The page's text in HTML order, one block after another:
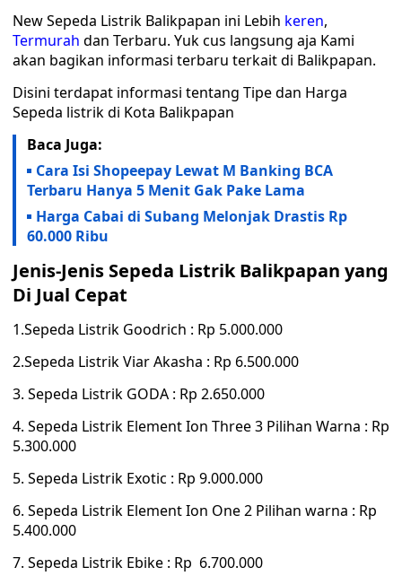
New Sepeda Listrik Balikpapan ini Lebih keren,
Termurah dan Terbaru. Yuk cus langsung aja Kami
akan bagikan informasi terbaru terkait di Balikpapan.
Disini terdapat informasi tentang Tipe dan Harga
Sepeda listrik di Kota Balikpapan
Baca Juga:
Cara Isi Shopeepay Lewat M Banking BCA
Terbaru Hanya 5 Menit Gak Pake Lama
Harga Cabai di Subang Melonjak Drastis Rp
60.000 Ribu
Jenis-Jenis Sepeda Listrik Balikpapan yang
Di Jual Cepat
1.Sepeda Listrik Goodrich : Rp 5.000.000
2.Sepeda Listrik Viar Akasha : Rp 6.500.000
3. Sepeda Listrik GODA : Rp 2.650.000
4. Sepeda Listrik Element Ion Three 3 Pilihan Warna : Rp
5.300.000
5. Sepeda Listrik Exotic : Rp 9.000.000
6. Sepeda Listrik Element Ion One 2 Pilihan warna : Rp
5.400.000
7. Sepeda Listrik Ebike : Rp 6.700.000